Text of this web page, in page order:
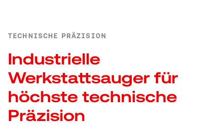
TECHNISCHE PRÄZISION
Industrielle
Werkstattsauger für
höchste technische
Präzision